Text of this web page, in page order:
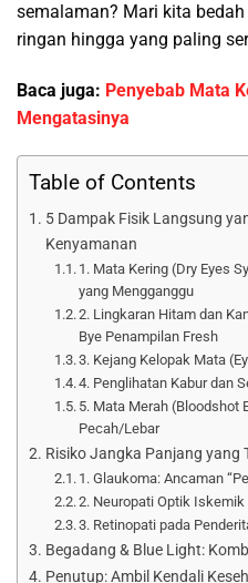
semalaman? Mari kita
ringan hingga yang paling
Baca juga: Penyebab Mata
Mengatasinya
Table of Contents
5 Dampak Fisik Langsung
Kenyamanan
1. Mata Kering (Dry Eyes
yang Mengganggu
2. Lingkaran Hitam dan
Bye Penampilan Fresh
3. Kejang Kelopak Mata
4. Penglihatan Kabur dan
5. Mata Merah (Bloodshot
Pecah/Lebar
Risiko Jangka Panjang yang
1. Glaukoma: Ancaman
2. Neuropati Optik Iskemik
3. Retinopati pada
Begadang & Blue Light:
Penutup: Ambil Kendali